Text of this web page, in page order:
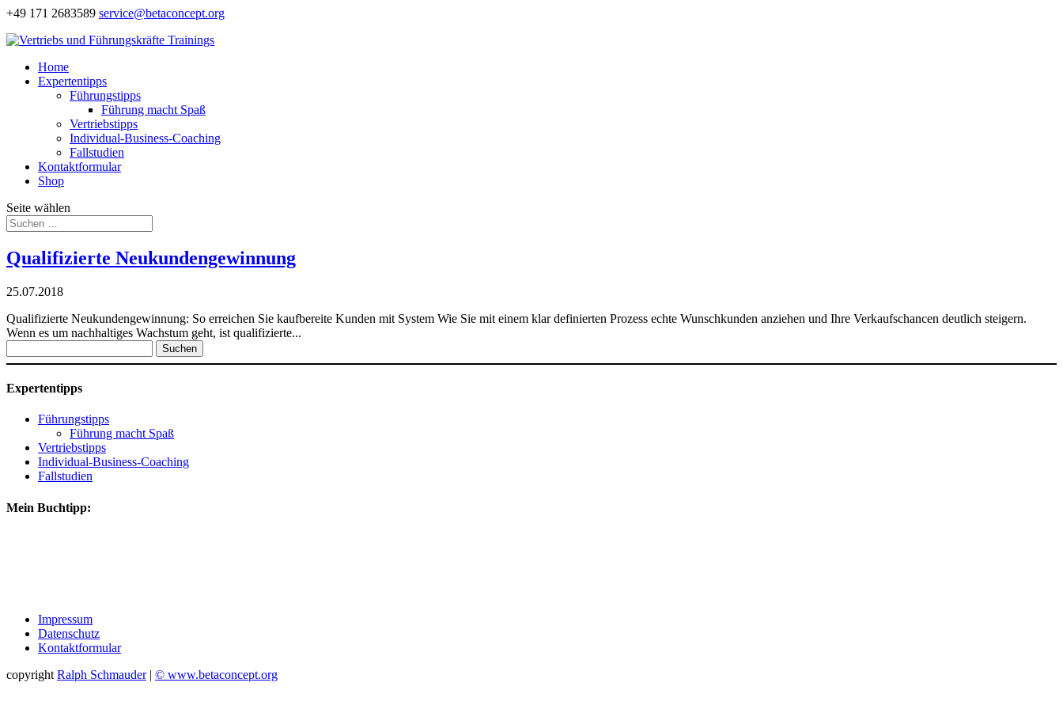
+49 171 2683589 service@betaconcept.org
Home
Expertentipps
Führungstipps
Führung macht Spaß
Vertriebstipps
Individual-Business-Coaching
Fallstudien
Kontaktformular
Shop
Seite wählen
Qualifizierte Neukundengewinnung
25.07.2018
Qualifizierte Neukundengewinnung: So erreichen Sie kaufbereite Kunden mit System Wie Sie mit einem klar definierten Prozess echte Wunschkunden anziehen und Ihre Verkaufschancen deutlich steigern.
Wenn es um nachhaltiges Wachstum geht, ist qualifizierte...
nach:
Expertentipps
Führungstipps
Führung macht Spaß
Vertriebstipps
Individual-Business-Coaching
Fallstudien
Mein Buchtipp:
Impressum
Datenschutz
Kontaktformular
copyright Ralph Schmauder| © www.betaconcept.org